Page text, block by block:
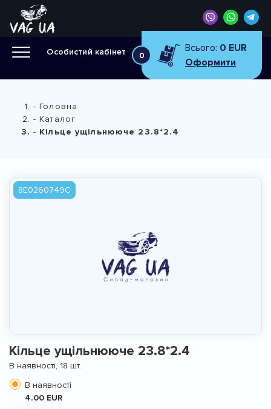
Особистий кабінет 0
Всього: 0 EUR
Оформити
Головна
Каталог
Кiльце ущiльнююче 23.8*2.4
8E0260749C
Кiльце ущiльнююче 23.8*2.4
В наявності, 18 шт.
В наявності
4.00 EUR